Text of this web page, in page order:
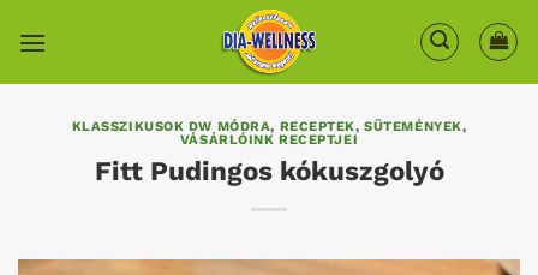
KLASSZIKUSOK DW MÓDRA, RECEPTEK,SÜTEMÉNYEK,
VÁSÁRLÓINK RECEPTJEI
Fitt Pudingos kókuszgolyó